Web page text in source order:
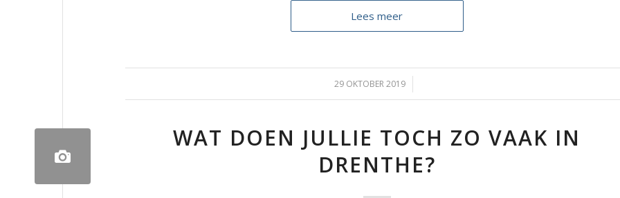
Lees meer
29 OKTOBER 2019
/
WAT DOEN JULLIE TOCH ZO VAAK IN
DRENTHE?